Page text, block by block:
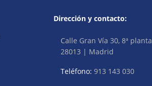
Dirección y contacto:
Calle Gran Vía 30, 8ª planta
28013 | Madrid
Teléfono: 913 143 030